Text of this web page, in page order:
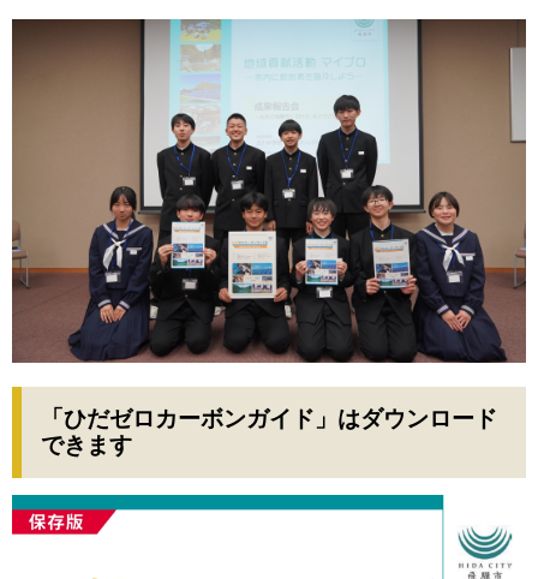
「ひだゼロカーボンガイド」はダウンロード
できます